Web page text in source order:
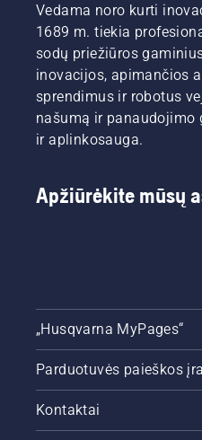
Vedama noro kurti
1689 m. tiekia
sodų priežiūros
inovacijos, apimančios
sprendimus ir robotus
našumą ir panaudojimo
ir aplinkosauga.
Apžiūrėkite mūsų
„Husqvarna MyPages“
Parduotuvės paieškos
Kontaktai